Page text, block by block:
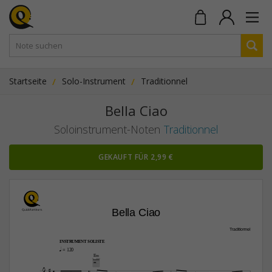
Startseite Solo-Instrument Traditionnel
Bella Ciao
Soloinstrument-Noten Traditionnel
GEKAUFT FÜR 2,99 €
Bella Ciao
Traditionnel
E‹
q = 120

INSTRUMENT SOLISTE